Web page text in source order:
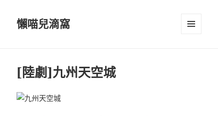
懶喵兒滴窩
[陸劇]九州天空城